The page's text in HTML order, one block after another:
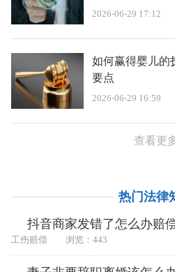
2026-06-29 17:12
如何赢得婴儿的
要点
2026-06-29 16:59
查看更
热门法律
抖音商家发错了怎么办赔
工伤赔偿 浏览：443